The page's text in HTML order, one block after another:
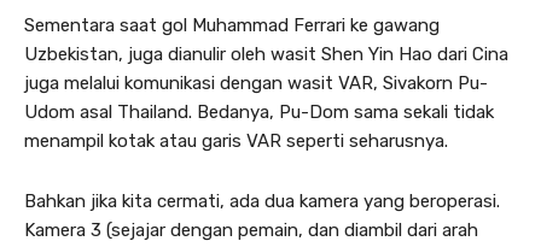
Sementara saat gol Muhammad Ferrari ke gawang
Uzbekistan, juga dianulir oleh wasit Shen Yin Hao dari Cina
juga melalui komunikasi dengan wasit VAR, Sivakorn Pu-
Udom asal Thailand. Bedanya, Pu-Dom sama sekali tidak
menampil kotak atau garis VAR seperti seharusnya.
Bahkan jika kita cermati, ada dua kamera yang beroperasi.
Kamera 3 (sejajar dengan pemain, dan diambil dari arah